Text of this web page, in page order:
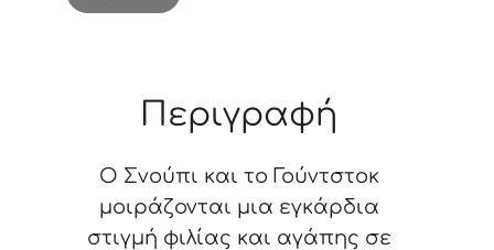
ποσότηταΠεριγραφή
Ο Σνούπι και το Γούντστοκ
μοιράζονται μια εγκάρδια
στιγμή φιλίας και αγάπης σε